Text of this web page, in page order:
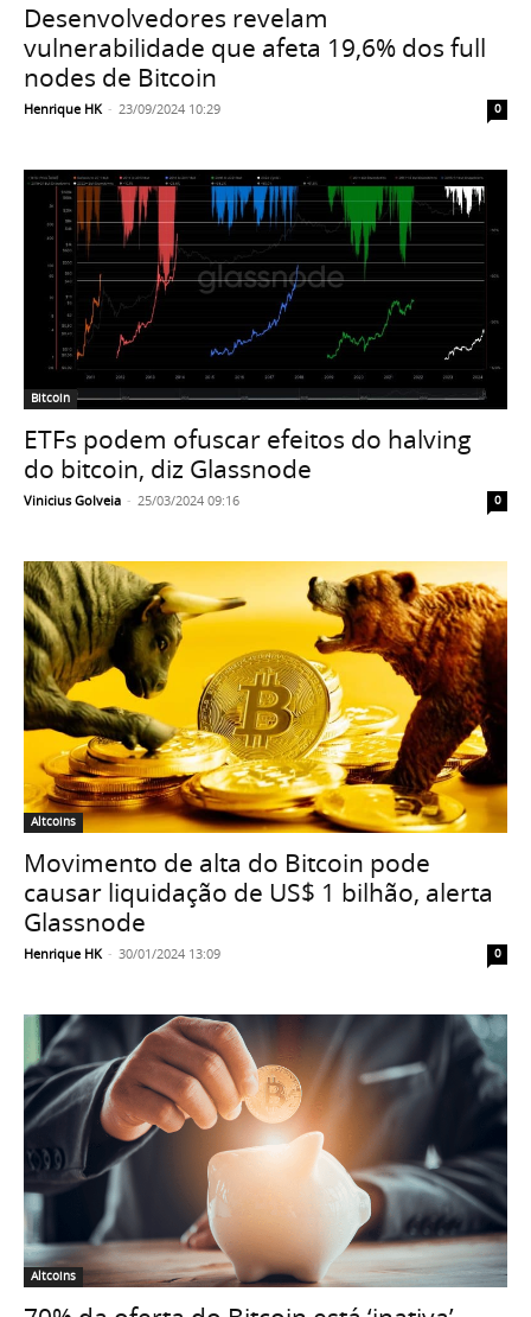
Desenvolvedores revelam
vulnerabilidade que afeta 19,6% dos full
nodes de Bitcoin
Henrique HK - 23/09/2024 10:29 0
Bitcoin
ETFs podem ofuscar efeitos do halving
do bitcoin, diz Glassnode
Vinicius Golveia - 25/03/2024 09:16 0
Altcoins
Movimento de alta do Bitcoin pode
causar liquidação de US$ 1 bilhão, alerta
Glassnode
Henrique HK - 30/01/2024 13:09 0
Altcoins